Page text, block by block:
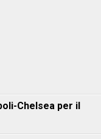
Chelsea per il